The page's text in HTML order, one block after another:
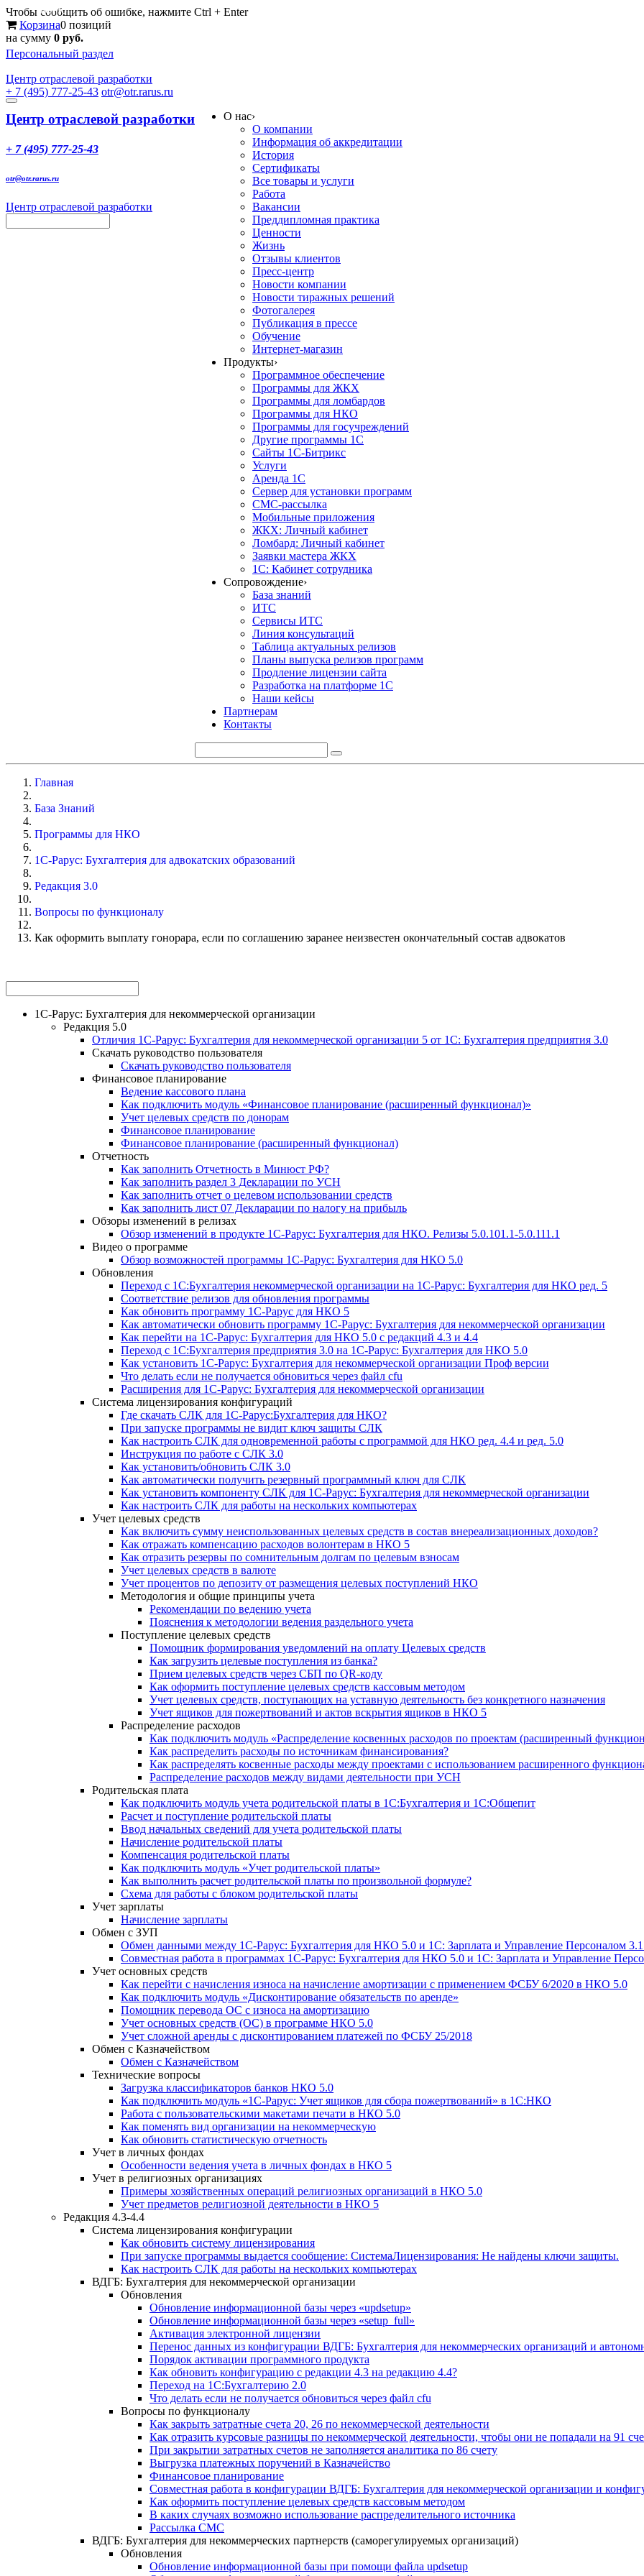
Чтобы сообщить об ошибке, нажмите Ctrl + Enter
Корзина0 позиций
на сумму 0 руб.
Персональный раздел
Центр отраслевой разработки
+ 7 (495) 777-25-43 otr@otr.rarus.ru
Toggle
navigation
Меню
Центр отраслевой разработки
+ 7 (495) 777-25-43
otr@otr.rarus.ru
Центр отраслевой разработки
О нас›
О компании
Информация об аккредитации
История
Сертификаты
Все товары и услуги
Работа
Вакансии
Преддипломная практика
Ценности
Жизнь
Отзывы клиентов
Пресс-центр
Новости компании
Новости тиражных решений
Фотогалерея
Публикация в прессе
Обучение
Интернет-магазин
Продукты›
Программное обеспечение
Программы для ЖКХ
Программы для ломбардов
Программы для НКО
Программы для госучреждений
Другие программы 1С
Сайты 1С-Битрикс
Услуги
Аренда 1С
Сервер для установки программ
СМС-рассылка
Мобильные приложения
ЖКХ: Личный кабинет
Ломбард: Личный кабинет
Заявки мастера ЖКХ
1С: Кабинет сотрудника
Сопровождение›
База знаний
ИТС
Сервисы ИТС
Линия консультаций
Таблица актуальных релизов
Планы выпуска релизов программ
Продление лицензии сайта
Разработка на платформе 1С
Наши кейсы
Партнерам
Контакты
Главная
База Знаний
Программы для НКО
1С-Рарус: Бухгалтерия для адвокатских образований
Редакция 3.0
Вопросы по функционалу
Как оформить выплату гонорара, если по соглашению заранее неизвестен окончательный состав адвокатов
1С-Рарус: Бухгалтерия для некоммерческой организации
Редакция 5.0
Отличия 1С-Рарус: Бухгалтерия для некоммерческой организации 5 от 1С: Бухгалтерия предприятия 3.0
Скачать руководство пользователя
Скачать руководство пользователя
Финансовое планирование
Ведение кассового плана
Как подключить модуль «Финансовое планирование (расширенный функционал)»
Учет целевых средств по донорам
Финансовое планирование
Финансовое планирование (расширенный функционал)
Отчетность
Как заполнить Отчетность в Минюст РФ?
Как заполнить раздел 3 Декларации по УСН
Как заполнить отчет о целевом использовании средств
Как заполнить лист 07 Декларации по налогу на прибыль
Обзоры изменений в релизах
Обзор изменений в продукте 1С-Рарус: Бухгалтерия для НКО. Релизы 5.0.101.1-5.0.111.1
Видео о программе
Обзор возможностей программы 1С-Рарус: Бухгалтерия для НКО 5.0
Обновления
Переход с 1С:Бухгалтерия некоммерческой организации на 1С-Рарус: Бухгалтерия для НКО ред. 5
Соответствие релизов для обновления программы
Как обновить программу 1С-Рарус для НКО 5
Как автоматически обновить программу 1С-Рарус: Бухгалтерия для некоммерческой организации
Как перейти на 1С-Рарус: Бухгалтерия для НКО 5.0 с редакций 4.3 и 4.4
Переход с 1С:Бухгалтерия предприятия 3.0 на 1С-Рарус: Бухгалтерия для НКО 5.0
Как установить 1С-Рарус: Бухгалтерия для некоммерческой организации Проф версии
Что делать если не получается обновиться через файл cfu
Расширения для 1С-Рарус: Бухгалтерия для некоммерческой организации
Система лицензирования конфигураций
Где скачать СЛК для 1С-Рарус:Бухгалтерия для НКО?
При запуске программы не видит ключ защиты СЛК
Как настроить СЛК для одновременной работы с программой для НКО ред. 4.4 и ред. 5.0
Инструкция по работе с СЛК 3.0
Как установить/обновить СЛК 3.0
Как автоматически получить резервный программный ключ для СЛК
Как установить компоненту СЛК для 1С-Рарус: Бухгалтерия для некоммерческой организации
Как настроить СЛК для работы на нескольких компьютерах
Учет целевых средств
Как включить сумму неиспользованных целевых средств в состав внереализационных доходов?
Как отражать компенсацию расходов волонтерам в НКО 5
Как отразить резервы по сомнительным долгам по целевым взносам
Учет целевых средств в валюте
Учет процентов по депозиту от размещения целевых поступлений НКО
Методология и общие принципы учета
Рекомендации по ведению учета
Пояснения к методологии ведения раздельного учета
Поступление целевых средств
Помощник формирования уведомлений на оплату Целевых средств
Как загрузить целевые поступления из банка?
Прием целевых средств через СБП по QR-коду
Как оформить поступление целевых средств кассовым методом
Учет целевых средств, поступающих на уставную деятельность без конкретного назначения
Учет ящиков для пожертвований и актов вскрытия ящиков в НКО 5
Распределение расходов
Как подключить модуль «Распределение косвенных расходов по проектам (расширенный
Как распределить расходы по источникам финансирования?
Как распределять косвенные расходы между проектами с использованием расширенного
Распределение расходов между видами деятельности при УСН
Родительская плата
Как подключить модуль учета родительской платы в 1С:Бухгалтерия и 1С:Общепит
Расчет и поступление родительской платы
Ввод начальных сведений для учета родительской платы
Начисление родительской платы
Компенсация родительской платы
Как подключить модуль «Учет родительской платы»
Как выполнить расчет родительской платы по произвольной формуле?
Схема для работы с блоком родительской платы
Учет зарплаты
Начисление зарплаты
Обмен с ЗУП
Обмен данными между 1С-Рарус: Бухгалтерия для НКО 5.0 и 1С: Зарплата и Управление Персоналом 3.1
Совместная работа в программах 1С-Рарус: Бухгалтерия для НКО 5.0 и 1С: Зарплата и Управление
Учет основных средств
Как перейти с начисления износа на начисление амортизации с применением ФСБУ 6/2020 в НКО 5.0
Как подключить модуль «Дисконтирование обязательств по аренде»
Помощник перевода ОС с износа на амортизацию
Учет основных средств (ОС) в программе НКО 5.0
Учет сложной аренды с дисконтированием платежей по ФСБУ 25/2018
Обмен с Казначейством
Обмен с Казначейством
Технические вопросы
Загрузка классификаторов банков НКО 5.0
Как подключить модуль «1С-Рарус: Учет ящиков для сбора пожертвований» в 1С:НКО
Работа с пользовательскими макетами печати в НКО 5.0
Как поменять вид организации на некоммерческую
Как обновить статистическую отчетность
Учет в личных фондах
Особенности ведения учета в личных фондах в НКО 5
Учет в религиозных организациях
Примеры хозяйственных операций религиозных организаций в НКО 5.0
Учет предметов религиозной деятельности в НКО 5
Редакция 4.3-4.4
Система лицензирования конфигурации
Как обновить систему лицензирования
При запуске программы выдается сообщение: СистемаЛицензирования: Не найдены ключи защиты.
Как настроить СЛК для работы на нескольких компьютерах
ВДГБ: Бухгалтерия для некоммерческой организации
Обновления
Обновление информационной базы через «updsetup»
Обновление информационной базы через «setup_full»
Активация электронной лицензии
Перенос данных из конфигурации ВДГБ: Бухгалтерия для некоммерческих организаций и
Порядок активации программного продукта
Как обновить конфигурацию с редакции 4.3 на редакцию 4.4?
Переход на 1С:Бухгалтерию 2.0
Что делать если не получается обновиться через файл cfu
Вопросы по функционалу
Как закрыть затратные счета 20, 26 по некоммерческой деятельности
Как отразить курсовые разницы по некоммерческой деятельности, чтобы они не попадали на 91
При закрытии затратных счетов не заполняется аналитика по 86 счету
Выгрузка платежных поручений в Казначейство
Финансовое планирование
Совместная работа в конфигурации ВДГБ: Бухгалтерия для некоммерческой организации и
Как оформить поступление целевых средств кассовым методом
В каких случаях возможно использование распределительного источника
Рассылка СМС
ВДГБ: Бухгалтерия для некоммерческих партнерств (саморегулируемых организаций)
Обновления
Обновление информационной базы при помощи файла updsetup